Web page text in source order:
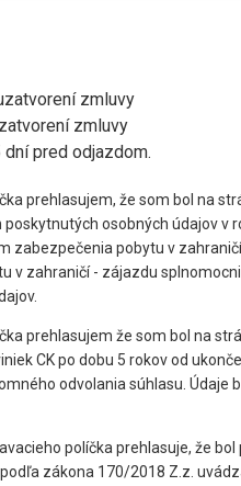
zmluvy
zmluvy
pred odjazdom.
prehlasujem, že som bol na
osobných údajov
zabezpečenia pobytu v
v zahraničí - zájazdu
prehlasujem že som bol na
CK po dobu 5 rokov od
odvolania súhlasu. Údaje
políčka prehlasuje, že
zákona 170/2018 Z.z.